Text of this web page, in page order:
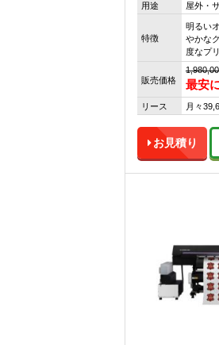
用途
屋外・
特徴
明るい
やかな
度なプ
販売価格 最安
リース 月々
お見積り